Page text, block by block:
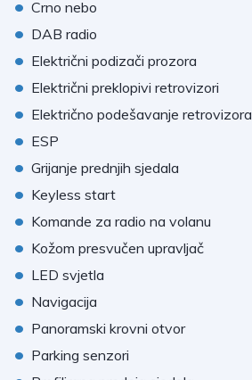
• Crno nebo
• DAB radio
• Električni podizači prozora
• Električni preklopivi retrovizori
• Električno podešavanje retrovizora
• ESP
• Grijanje prednjih sjedala
• Keyless start
• Komande za radio na volanu
• Kožom presvučen upravljač
• LED svjetla
• Navigacija
• Panoramski krovni otvor
• Parking senzori